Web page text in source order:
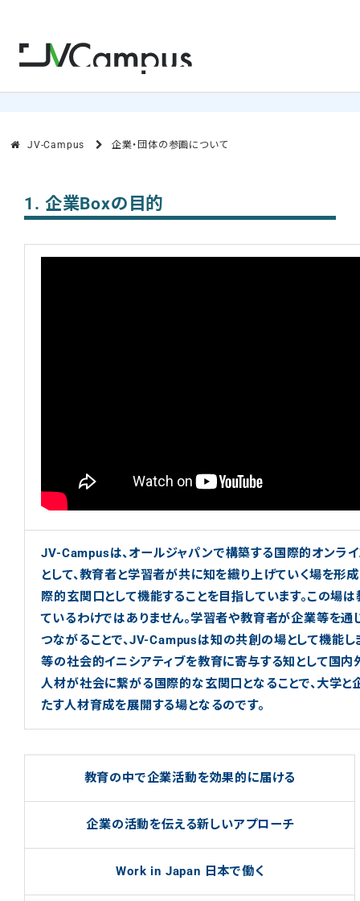
企業・団体の参画について
JV-Campus 企業・団体の参画について
1. 企業Boxの目的
JV-Campusは、オールジャパンで構築する国際的オンラ
として、教育者と学習者が共に知を織り上げていく場を形
際的玄関口として機能することを目指しています。この場
ているわけではありません。学習者や教育者が企業等を
つながることで、JV-Campusは知の共創の場として機能
等の社会的イニシアティブを教育に寄与する知として国内
人材が社会に繋がる国際的な玄関口となることで、大学
たす人材育成を展開する場となるのです。
教育の中で企業活動を効果的に届ける
企業の活動を伝える新しいアプローチ
Work in Japan 日本で働く